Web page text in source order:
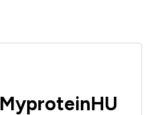
MyproteinHU